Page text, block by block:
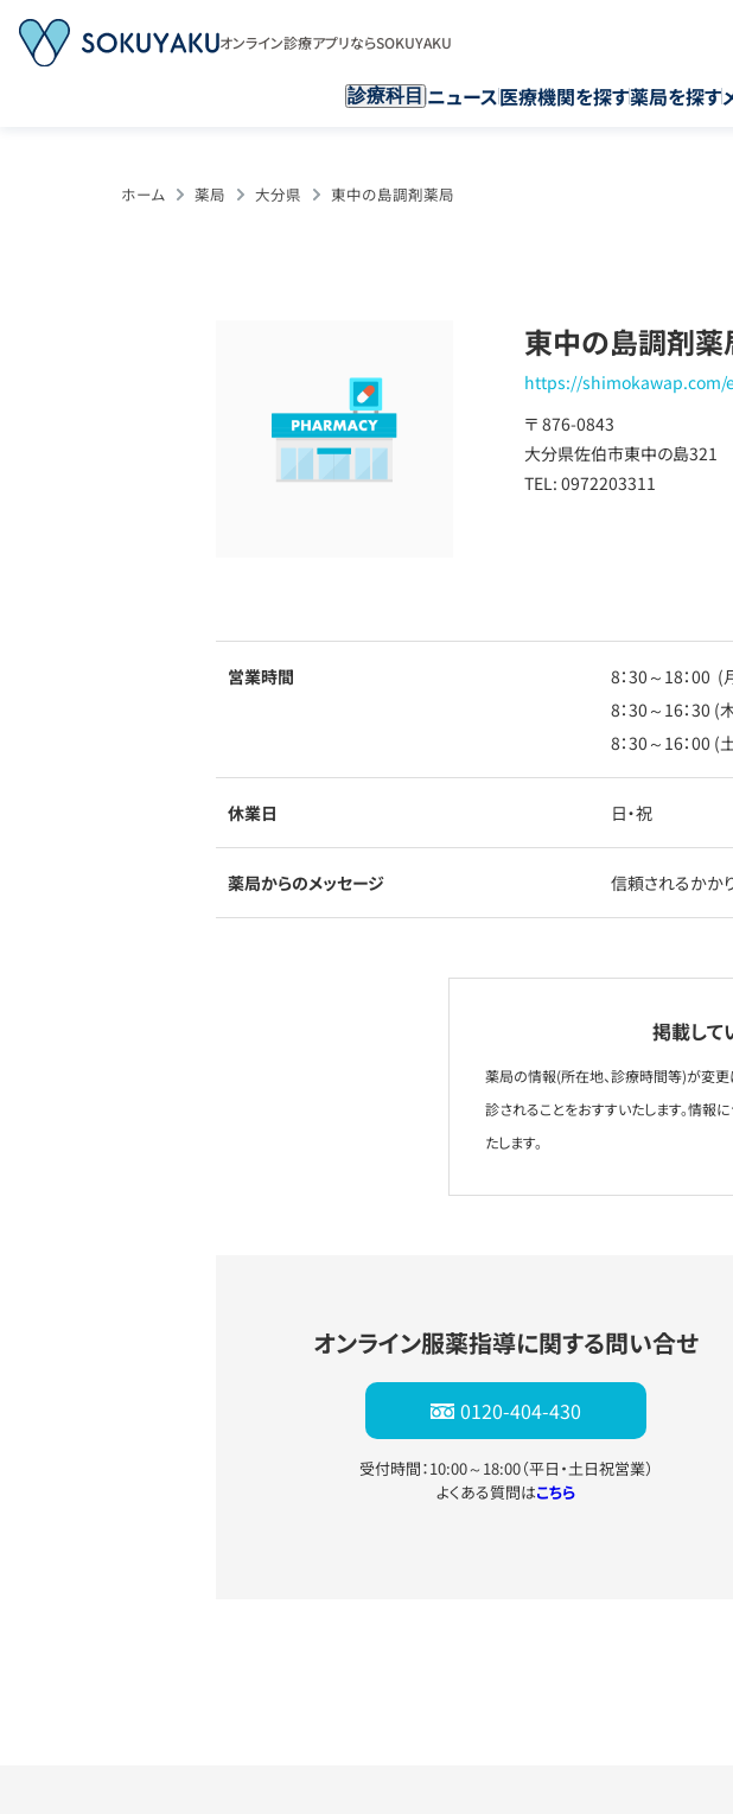
オンライン診療アプリならSOKUYAKU
診療科目 ニュース医療機関を探す薬局を探す
ホーム 薬局 大分県 東中の島調剤薬局
東中の島調剤薬
https://shimokawap.com/
〒 876-0843
大分県佐伯市東中の島321
TEL: 0972203311
営業時間
8：30～18：00 (
8：30～16：30 (
8：30～16：00 (
休業日 日・祝
薬局からのメッセージ 信頼されるかか
掲載して
薬局の情報(所在地、診療時間等)が変更
診されることをおすすいたします。情報
たします。
オンライン服薬指導に関する問い合せ
0120-404-430
受付時間：10:00～18:00（平日・土日祝営業）
よくある質問はこちら